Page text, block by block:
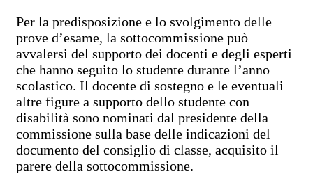
Per la predisposizione e lo svolgimento delle
prove d’esame, la sottocommissione può
avvalersi del supporto dei docenti e degli esperti
che hanno seguito lo studente durante l’anno
scolastico. Il docente di sostegno e le eventuali
altre figure a supporto dello studente con
disabilità sono nominati dal presidente della
commissione sulla base delle indicazioni del
documento del consiglio di classe, acquisito il
parere della sottocommissione.